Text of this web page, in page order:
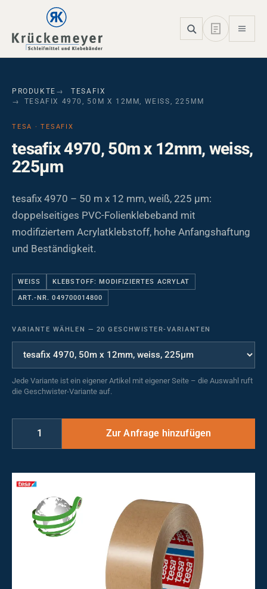
Skip to main navigation
Skip to main content
Skip to page footer
PRODUKTE
TESAFIX
TESAFIX 4970, 50M X 12MM, WEISS, 225ΜM
TESA · TESAFIX
tesafix 4970, 50m x 12mm, weiss,
225µm
tesafix 4970 – 50 m x 12 mm, weiß, 225 µm:
doppelseitiges PVC-Folienklebeband mit
modifiziertem Acrylatklebstoff, hohe Anfangshaftung
und Beständigkeit.
WEISS KLEBSTOFF: MODIFIZIERTES ACRYLAT
ART.-NR. 049700014800
VARIANTE WÄHLEN — 20 GESCHWISTER-VARIANTEN
Jede Variante ist ein eigener Artikel mit eigener Seite – die Auswahl ruft
die Geschwister-Variante auf.